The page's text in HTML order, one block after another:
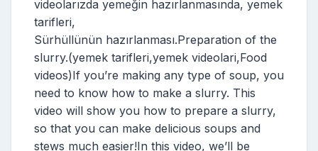
videolarızda yemeğin hazırlanmasında, yemek
tarifleri,
Sürhüllünün hazırlanması.Preparation of the
slurry.(yemek tarifleri,yemek videolari,Food
videos)If you’re making any type of soup, you
need to know how to make a slurry. This
video will show you how to prepare a slurry,
so that you can make delicious soups and
stews much easier!In this video, we’ll be